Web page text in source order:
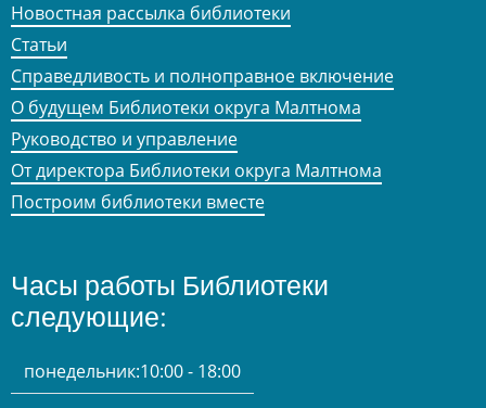
Новостная рассылка библиотеки
Статьи
Справедливость и полноправное включение
О будущем Библиотеки округа Малтнома
Руководство и управление
От директора Библиотеки округа Малтнома
Построим библиотеки вместе
Часы работы Библиотеки
следующие:
понедельник:10:00 - 18:00